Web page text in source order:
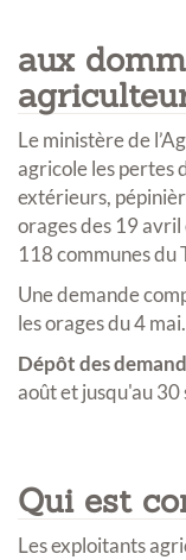
aux
Le ministère de
agricole les pertes
extérieurs,
orages des 19
118 communes du
Une demande
les orages du 4 mai.
Dépôt des
août et jusqu'au
Qui est
Les exploitants